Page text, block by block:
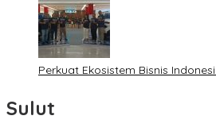
Perkuat Ekosistem Bisnis
Sulut